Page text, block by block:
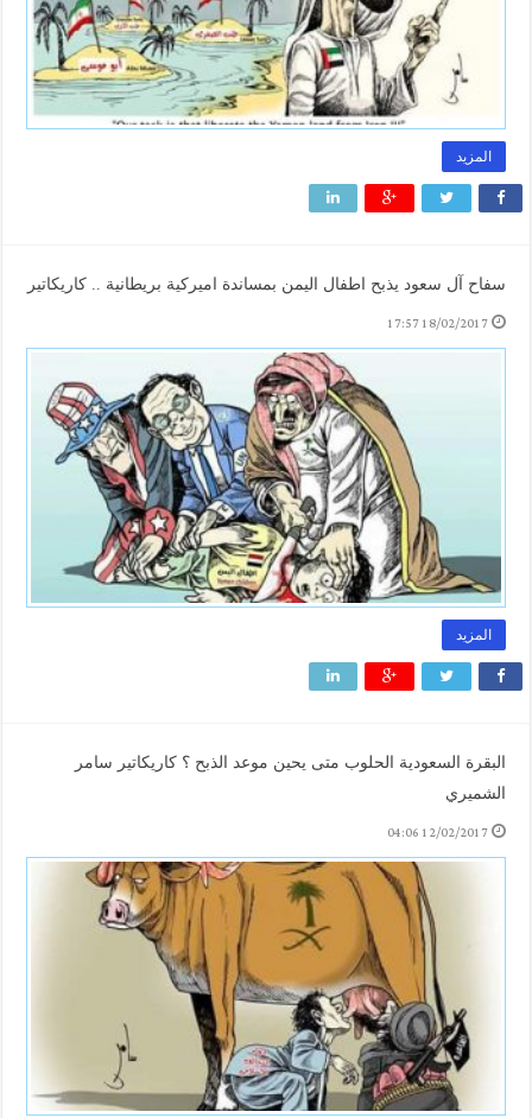
المزيد
سفاح آل سعود يذبح اطفال اليمن بمساندة اميركية بريطانية .. كاريكاتير
18/02/2017 17:57
المزيد
البقرة السعودية الحلوب متى يحين موعد الذبح ؟ كاريكاتير سامر
الشميري
12/02/2017 04:06